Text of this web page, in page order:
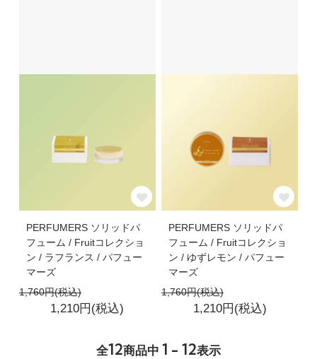
PERFUMERS ソリッドパ
フューム / Fruitコレクショ
ン / ラフランス / パフュー
マーズ
1,760円(税込)
1,210円(税込)
PERFUMERS ソリッドパ
フューム / Fruitコレクショ
ン / ゆずレモン / パフュー
マーズ
1,760円(税込)
1,210円(税込)
全12商品中 1 - 12表示